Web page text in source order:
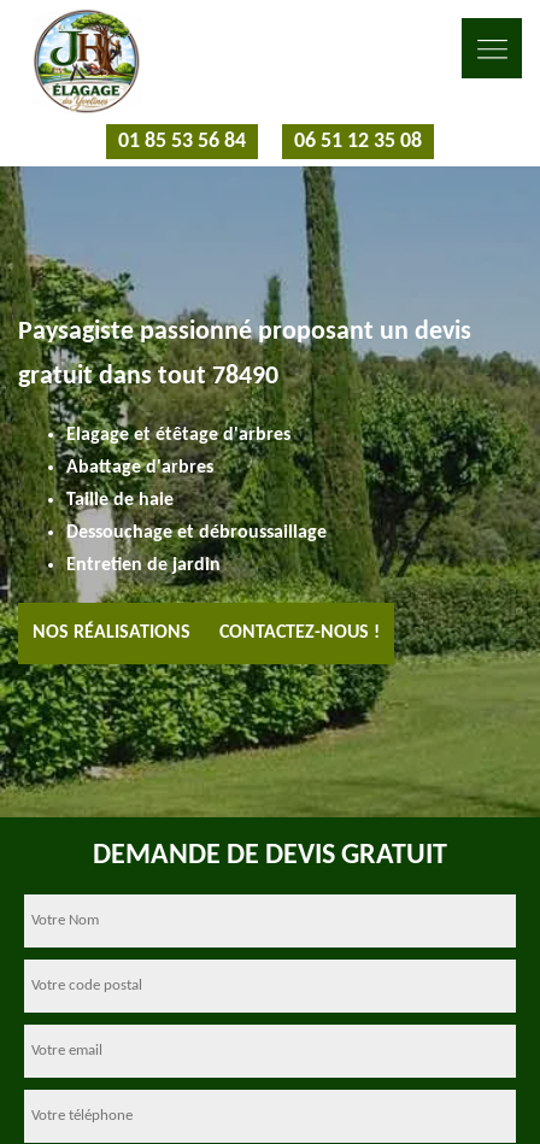
01 85 53 56 84 06 51 12 35 08
Paysagiste passionné proposant un devis
gratuit dans tout 78490
Elagage et étêtage d'arbres
Abattage d'arbres
Taille de haie
Dessouchage et débroussaillage
Entretien de jardin
NOS RÉALISATIONS CONTACTEZ-NOUS !
DEMANDE DE DEVIS GRATUIT